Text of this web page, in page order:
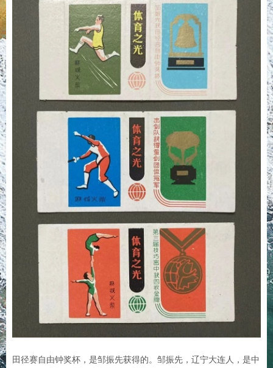
田径赛自由钟奖杯，是邹振先获得的。邹振先，辽宁大连人，是中